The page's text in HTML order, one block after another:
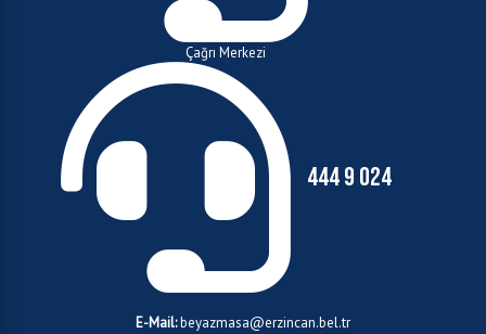
Çağrı Merkezi
444 9 024
E-Mail:beyazmasa@erzincan.bel.tr